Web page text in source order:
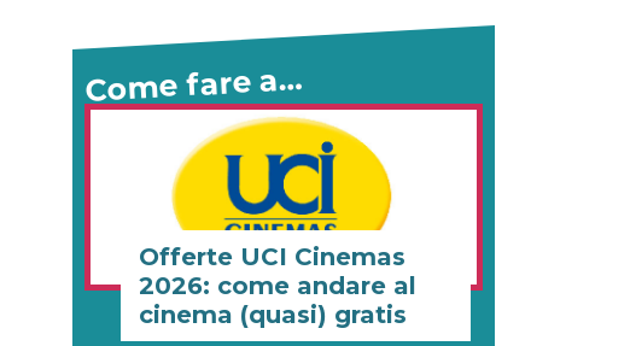
Come fare a…
Offerte UCI Cinemas
2026: come andare al
cinema (quasi) gratis